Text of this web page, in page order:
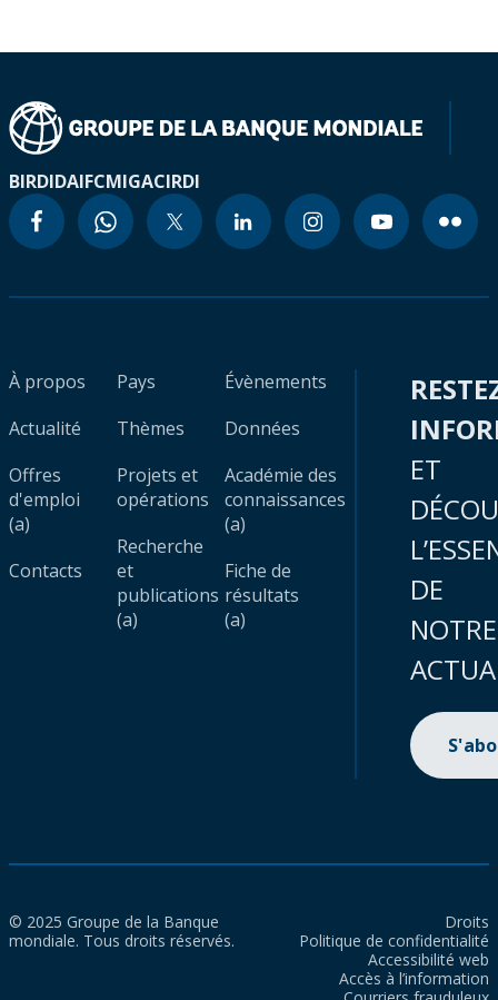
BIRDIDAIFCMIGACIRDI
À propos
Actualité
Offres
d'emploi
(a)
Contacts
Pays
Thèmes
Projets et
opérations
Recherche
et
publications
(a)
Évènements
Données
Académie des
connaissances
(a)
Fiche de
résultats
(a)
ET
DE
NOTRE
© 2025 Groupe de la Banque
mondiale. Tous droits réservés.
Droits
Politique de confidentialité
Accessibilité web
Accès à l’information